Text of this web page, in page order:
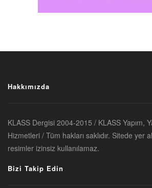
Hakkımızda
KLASS Dergisi 2004-2015 / KLASS Yapım,
Hizmetleri / Tüm hakları saklıdır. Sitede yer
resimler izinsiz kullanılamaz.
Bizi Takip Edin